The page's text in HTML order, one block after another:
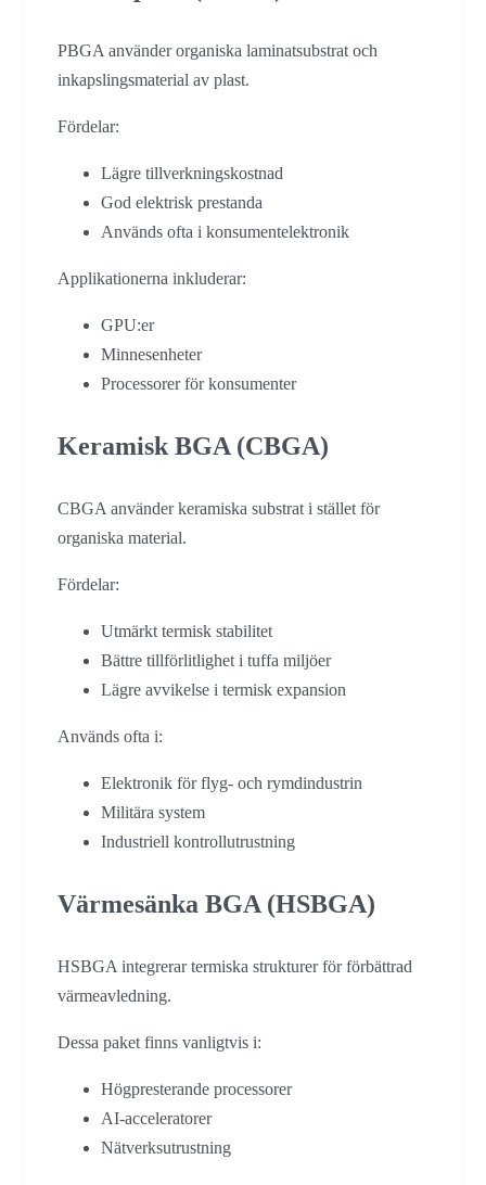
PBGA använder organiska laminatsubstrat och
inkapslingsmaterial av plast.
Fördelar:
Lägre tillverkningskostnad
God elektrisk prestanda
Används ofta i konsumentelektronik
Applikationerna inkluderar:
GPU:er
Minnesenheter
Processorer för konsumenter
Keramisk BGA (CBGA)
CBGA använder keramiska substrat i stället för
organiska material.
Fördelar:
Utmärkt termisk stabilitet
Bättre tillförlitlighet i tuffa miljöer
Lägre avvikelse i termisk expansion
Används ofta i:
Elektronik för flyg- och rymdindustrin
Militära system
Industriell kontrollutrustning
Värmesänka BGA (HSBGA)
HSBGA integrerar termiska strukturer för förbättrad
värmeavledning.
Dessa paket finns vanligtvis i:
Högpresterande processorer
AI-acceleratorer
Nätverksutrustning